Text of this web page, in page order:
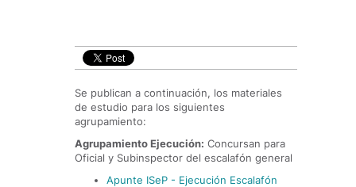
Se publican a continuación, los materiales
de estudio para los siguientes
agrupamiento:
Agrupamiento Ejecución: Concursan para
Oficial y Subinspector del escalafón general
Apunte ISeP - Ejecución Escalafón